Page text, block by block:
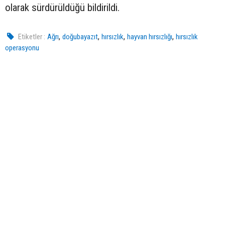
olarak sürdürüldüğü bildirildi.
Etiketler : Ağrı,doğubayazıt,hırsızlık,hayvan hırsızlığı,hırsızlık
operasyonu